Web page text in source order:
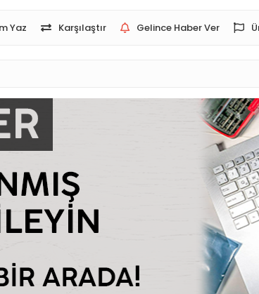
Yaz Karşılaştır Gelince Haber Ver